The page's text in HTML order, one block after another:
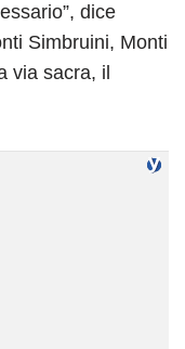
dice
Simbruini, Monti
via sacra, il